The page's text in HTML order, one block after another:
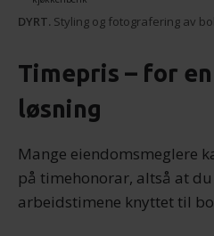
mediefunksjoner og for å
vårt, med partnerne våre
annonsering og
med annen informasjon du
tjenestene deres.
DYRT. Styling og fotografering av boligen kan tiltrekke ekstra mange til visning. Men
Timepris – for
løsning
Mange eiendomsmeglere
på timehonorar, altså at
arbeidstimene knyttet til